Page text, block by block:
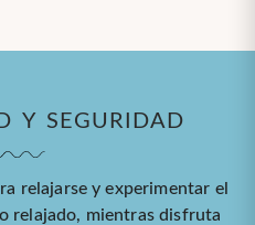
Y SEGURIDAD
relajarse y experimentar el
relajado, mientras disfruta